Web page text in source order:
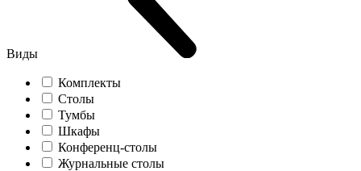
Виды
Комплекты
Столы
Тумбы
Шкафы
Конференц-столы
Журнальные столы